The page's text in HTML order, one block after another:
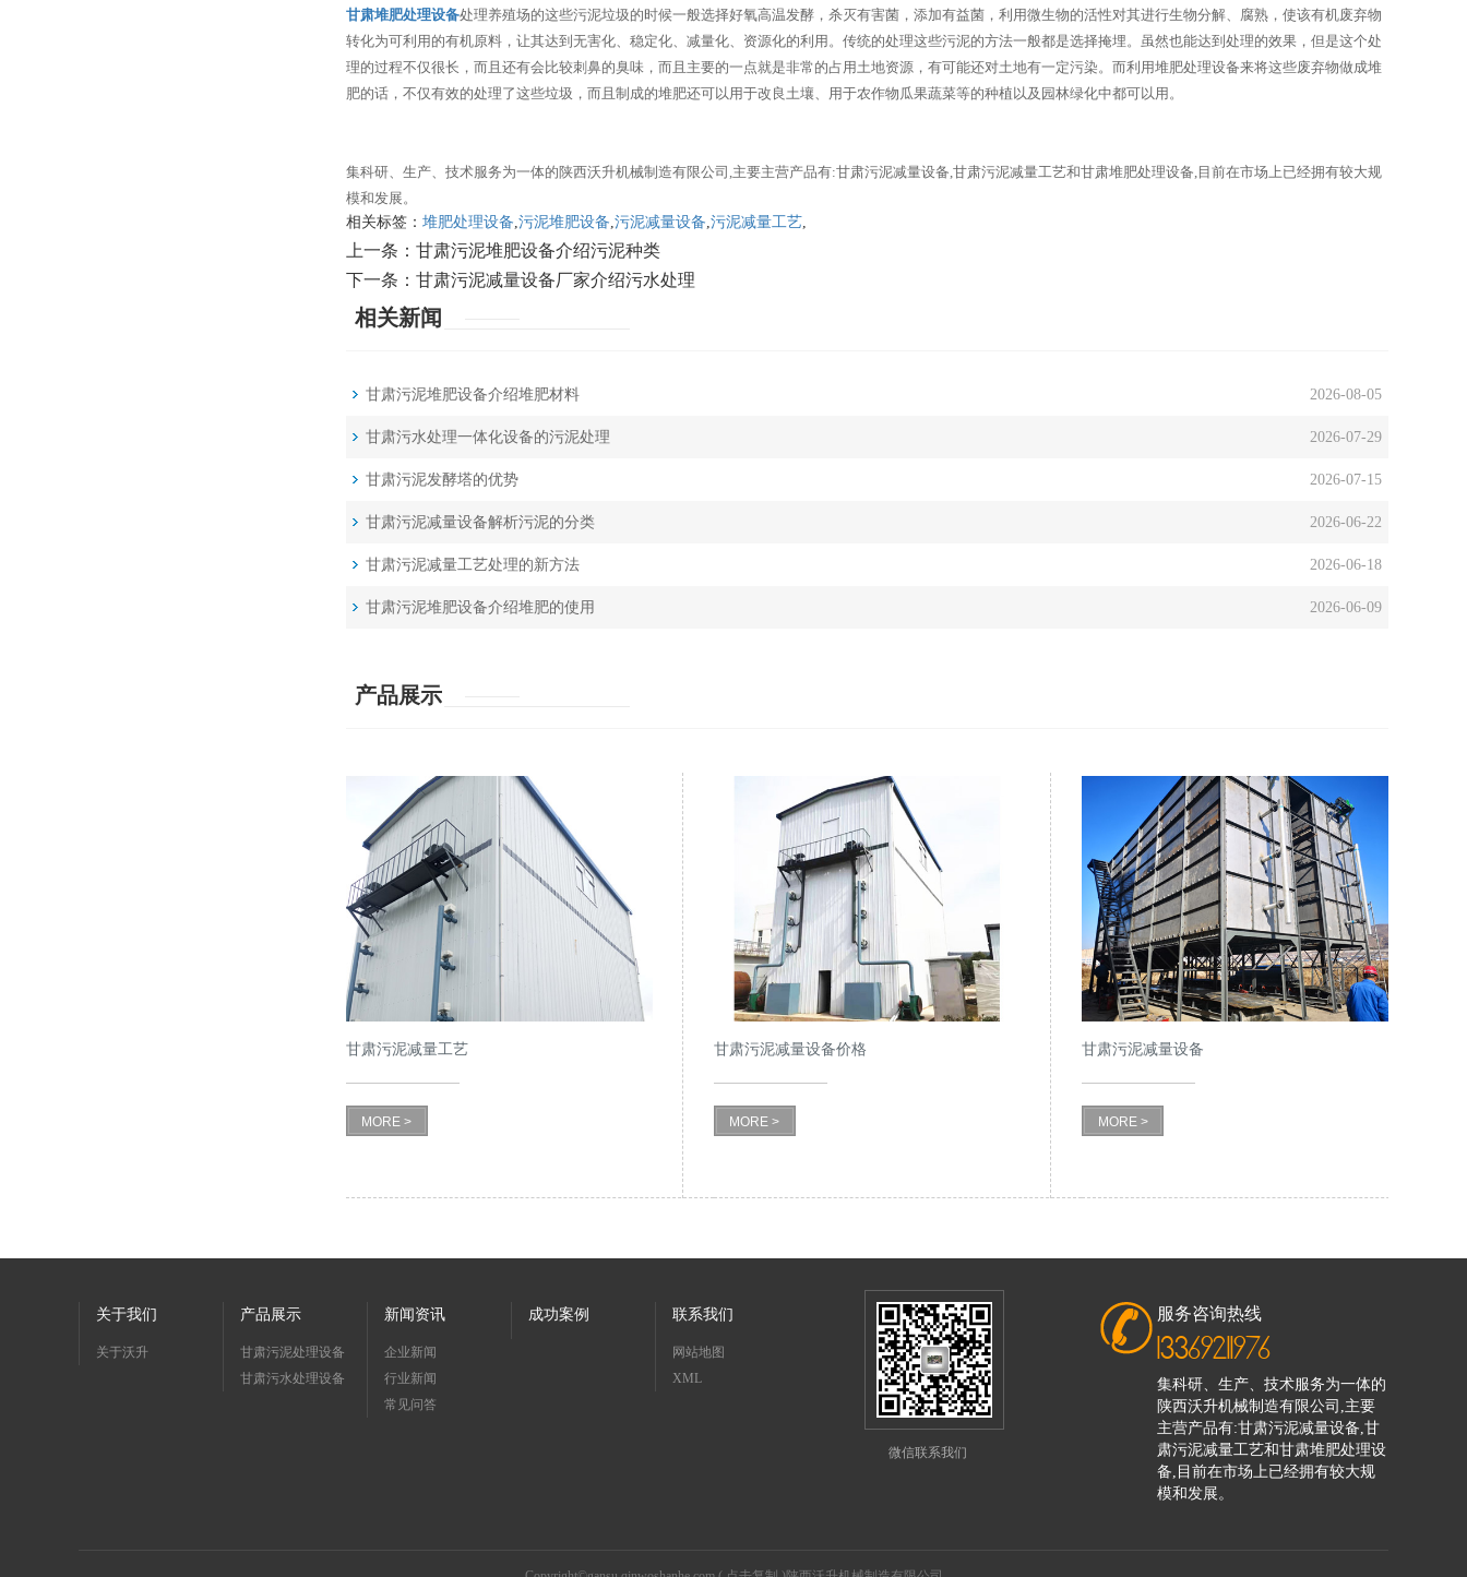
甘肃堆肥处理设备处理养殖场的这些污泥垃圾的时候一般选择好氧高温发酵，杀灭有害菌，添加有益菌，利用微生物的活性对其进行生物分解、腐熟，使该有机废弃物
转化为可利用的有机原料，让其达到无害化、稳定化、减量化、资源化的利用。传统的处理这些污泥的方法一般都是选择掩埋。虽然也能达到处理的效果，但是这个处
理的过程不仅很长，而且还有会比较刺鼻的臭味，而且主要的一点就是非常的占用土地资源，有可能还对土地有一定污染。而利用堆肥处理设备来将这些废弃物做成堆
肥的话，不仅有效的处理了这些垃圾，而且制成的堆肥还可以用于改良土壤、用于农作物瓜果蔬菜等的种植以及园林绿化中都可以用。
集科研、生产、技术服务为一体的陕西沃升机械制造有限公司,主要主营产品有:甘肃污泥减量设备,甘肃污泥减量工艺和甘肃堆肥处理设备,目前在市场上已经拥有较大规
模和发展。
相关标签： 堆肥处理设备,污泥堆肥设备,污泥减量设备,污泥减量工艺,
上一条： 甘肃污泥堆肥设备介绍污泥种类
下一条： 甘肃污泥减量设备厂家介绍污水处理
相关新闻
甘肃污泥堆肥设备介绍堆肥材料 2026-08-05
甘肃污水处理一体化设备的污泥处理 2026-07-29
甘肃污泥发酵塔的优势 2026-07-15
甘肃污泥减量设备解析污泥的分类 2026-06-22
甘肃污泥减量工艺处理的新方法 2026-06-18
甘肃污泥堆肥设备介绍堆肥的使用 2026-06-09
产品展示
甘肃污泥减量工艺
MORE >
甘肃污泥减量设备价格
MORE >
甘肃污泥减量设备
MORE >
关于我们
关于沃升
产品展示
甘肃污泥处理设备
甘肃污水处理设备
新闻资讯
企业新闻
行业新闻
常见问答
成功案例 联系我们
网站地图
XML
微信联系我们
服务咨询热线
13369211976
集科研、生产、技术服务为一体的
陕西沃升机械制造有限公司,主要
主营产品有:甘肃污泥减量设备,甘
肃污泥减量工艺和甘肃堆肥处理设
备,目前在市场上已经拥有较大规
模和发展。